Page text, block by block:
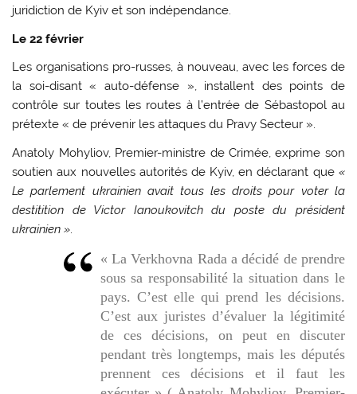
juridiction de Kyiv et son indépendance.
Le 22 février
Les organisations pro-russes, à nouveau, avec les forces de
la soi-disant « auto-défense », installent des points de
contrôle sur toutes les routes à l’entrée de Sébastopol au
prétexte « de prévenir les attaques du Pravy Secteur ».
Anatoly Mohyliov, Premier-ministre de Crimée, exprime son
soutien aux nouvelles autorités de Kyiv, en déclarant que «
Le parlement ukrainien avait tous les droits pour voter la
destitition de Victor Ianoukovitch du poste du président
ukrainien »
« La Verkhovna Rada a décidé de prendre
sous sa responsabilité la situation dans le
pays. C’est elle qui prend les décisions.
C’est aux juristes d’évaluer la légitimité
de ces décisions, on peut en discuter
pendant très longtemps, mais les députés
prennent ces décisions et il faut les